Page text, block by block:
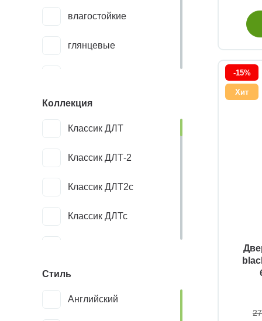
Россия
Терем
влагостойкие
глянцевые
лак
морилка
пвх
пластиковые
полипропилен
с патиной
Коллекция
Классик ДЛТ
Классик ДЛТ-2
Классик ДЛТ2с
Классик ДЛТс
Кл2
Кл3
Стиль
Английский
-15%
Хит